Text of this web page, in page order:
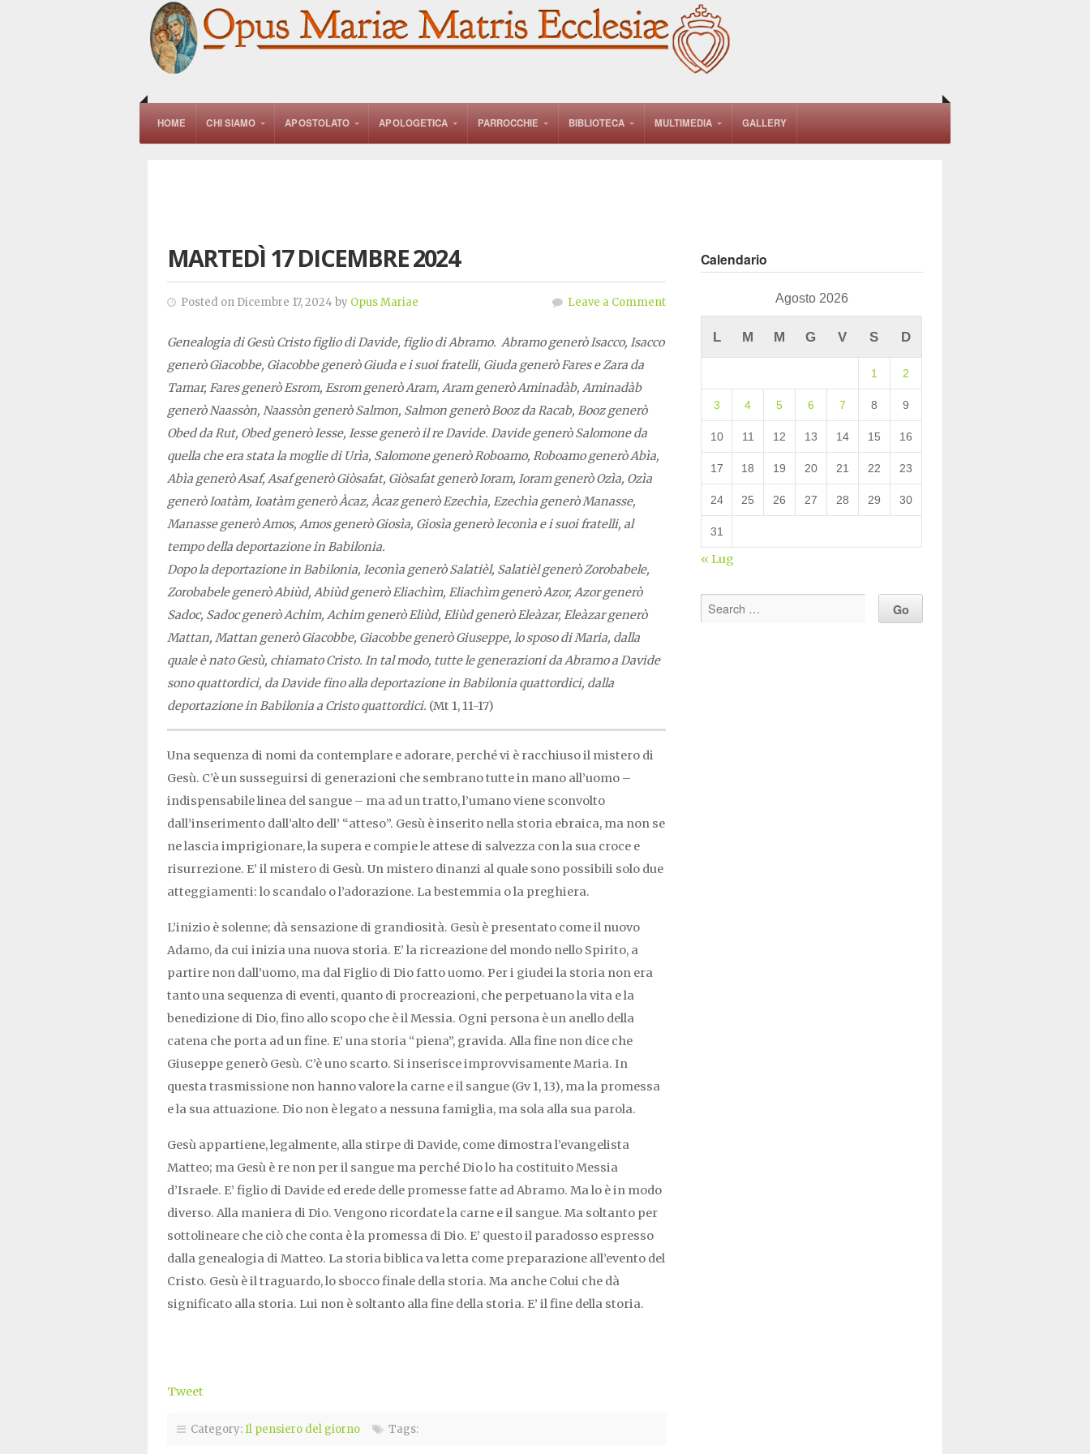
HOME CHI SIAMO APOSTOLATO APOLOGETICA PARROCCHIE BIBLIOTECA MULTIMEDIA GALLERY
MARTEDÌ 17 DICEMBRE 2024
Posted on Dicembre 17, 2024 by Opus Mariae Leave a Comment
Genealogia di Gesù Cristo figlio di Davide, figlio di Abramo. Abramo generò Isacco, Isacco
generò Giacobbe, Giacobbe generò Giuda e i suoi fratelli, Giuda generò Fares e Zara da
Tamar, Fares generò Esrom, Esrom generò Aram, Aram generò Aminadàb, Aminadàb
generò Naassòn, Naassòn generò Salmon, Salmon generò Booz da Racab, Booz generò
Obed da Rut, Obed generò Iesse, Iesse generò il re Davide. Davide generò Salomone da
quella che era stata la moglie di Urìa, Salomone generò Roboamo, Roboamo generò Abìa,
Abìa generò Asaf, Asaf generò Giòsafat, Giòsafat generò Ioram, Ioram generò Ozìa, Ozìa
generò Ioatàm, Ioatàm generò Àcaz, Àcaz generò Ezechìa, Ezechìa generò Manasse,
Manasse generò Amos, Amos generò Giosìa, Giosìa generò Ieconìa e i suoi fratelli, al
tempo della deportazione in Babilonia.
Dopo la deportazione in Babilonia, Ieconìa generò Salatièl, Salatièl generò Zorobabele,
Zorobabele generò Abiùd, Abiùd generò Eliachìm, Eliachìm generò Azor, Azor generò
Sadoc, Sadoc generò Achim, Achim generò Eliùd, Eliùd generò Eleàzar, Eleàzar generò
Mattan, Mattan generò Giacobbe, Giacobbe generò Giuseppe, lo sposo di Maria, dalla
quale è nato Gesù, chiamato Cristo. In tal modo, tutte le generazioni da Abramo a Davide
sono quattordici, da Davide fino alla deportazione in Babilonia quattordici, dalla
deportazione in Babilonia a Cristo quattordici. (Mt 1, 11-17)
Una sequenza di nomi da contemplare e adorare, perché vi è racchiuso il mistero di
Gesù. C’è un susseguirsi di generazioni che sembrano tutte in mano all’uomo –
indispensabile linea del sangue – ma ad un tratto, l’umano viene sconvolto
dall’inserimento dall’alto dell’ “atteso”. Gesù è inserito nella storia ebraica, ma non se
ne lascia imprigionare, la supera e compie le attese di salvezza con la sua croce e
risurrezione. E’ il mistero di Gesù. Un mistero dinanzi al quale sono possibili solo due
atteggiamenti: lo scandalo o l’adorazione. La bestemmia o la preghiera.
L’inizio è solenne; dà sensazione di grandiosità. Gesù è presentato come il nuovo
Adamo, da cui inizia una nuova storia. E’ la ricreazione del mondo nello Spirito, a
partire non dall’uomo, ma dal Figlio di Dio fatto uomo. Per i giudei la storia non era
tanto una sequenza di eventi, quanto di procreazioni, che perpetuano la vita e la
benedizione di Dio, fino allo scopo che è il Messia. Ogni persona è un anello della
catena che porta ad un fine. E’ una storia “piena”, gravida. Alla fine non dice che
Giuseppe generò Gesù. C’è uno scarto. Si inserisce improvvisamente Maria. In
questa trasmissione non hanno valore la carne e il sangue (Gv 1, 13), ma la promessa
e la sua attuazione. Dio non è legato a nessuna famiglia, ma sola alla sua parola.
Gesù appartiene, legalmente, alla stirpe di Davide, come dimostra l’evangelista
Matteo; ma Gesù è re non per il sangue ma perché Dio lo ha costituito Messia
d’Israele. E’ figlio di Davide ed erede delle promesse fatte ad Abramo. Ma lo è in modo
diverso. Alla maniera di Dio. Vengono ricordate la carne e il sangue. Ma soltanto per
sottolineare che ciò che conta è la promessa di Dio. E’ questo il paradosso espresso
dalla genealogia di Matteo. La storia biblica va letta come preparazione all’evento del
Cristo. Gesù è il traguardo, lo sbocco finale della storia. Ma anche Colui che dà
significato alla storia. Lui non è soltanto alla fine della storia. E’ il fine della storia.
Tweet
Category:Il pensiero del giorno Tags:
Calendario
Agosto 2026
L M M G V S D
1 2
3 4 5 6 7 8 9
10 11 12 13 14 15 16
17 18 19 20 21 22 23
24 25 26 27 28 29 30
31
« Lug